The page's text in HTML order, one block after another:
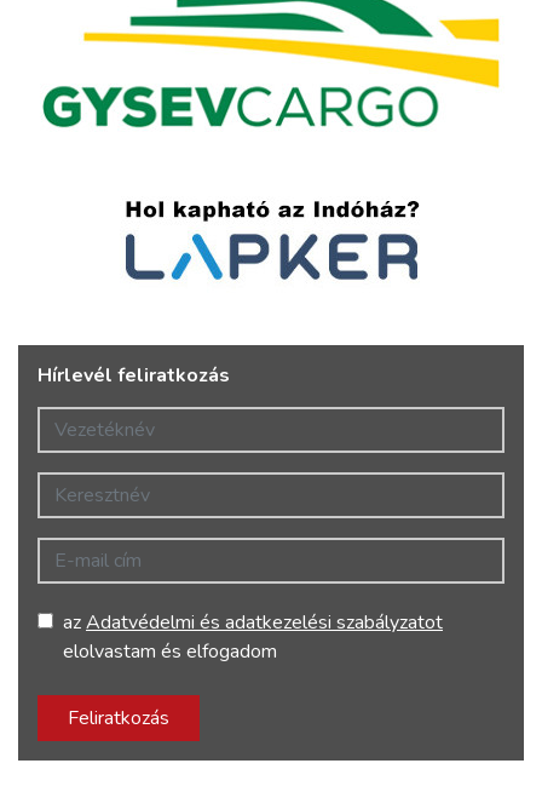
Hírlevél feliratkozás
Vezetéknév
Keresztnév
E-mail cím
azAdatvédelmi és adatkezelési szabályzatot
elolvastam és elfogadom
Feliratkozás